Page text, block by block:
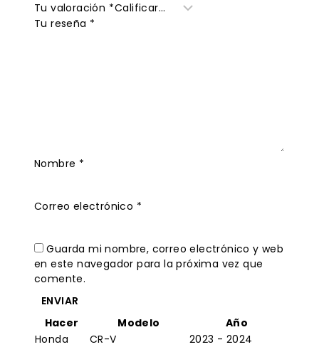
Tu valoración *
Tu reseña *
Nombre *
Correo electrónico *
Guarda mi nombre, correo electrónico y web
en este navegador para la próxima vez que
comente.
Hacer Modelo
Año
Honda
CR-V
2023 - 2024